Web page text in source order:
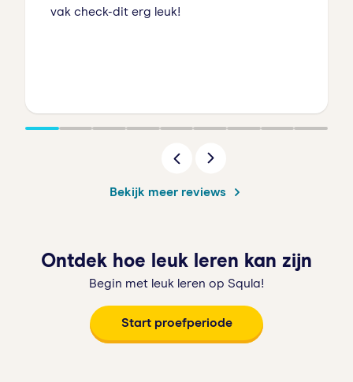
vak check-dit erg leuk!
Bekijk meer reviews
Ontdek hoe leuk leren kan zijn
Begin met leuk leren op Squla!
Start proefperiode